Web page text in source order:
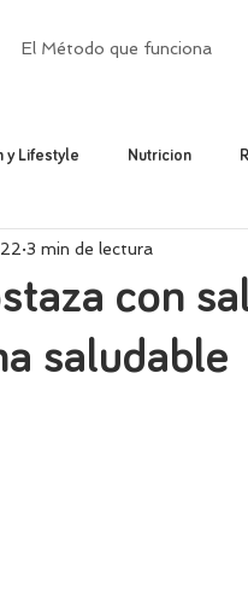
El Método que funciona
y Lifestyle Nutricion
con
saludable
3 min de lectura